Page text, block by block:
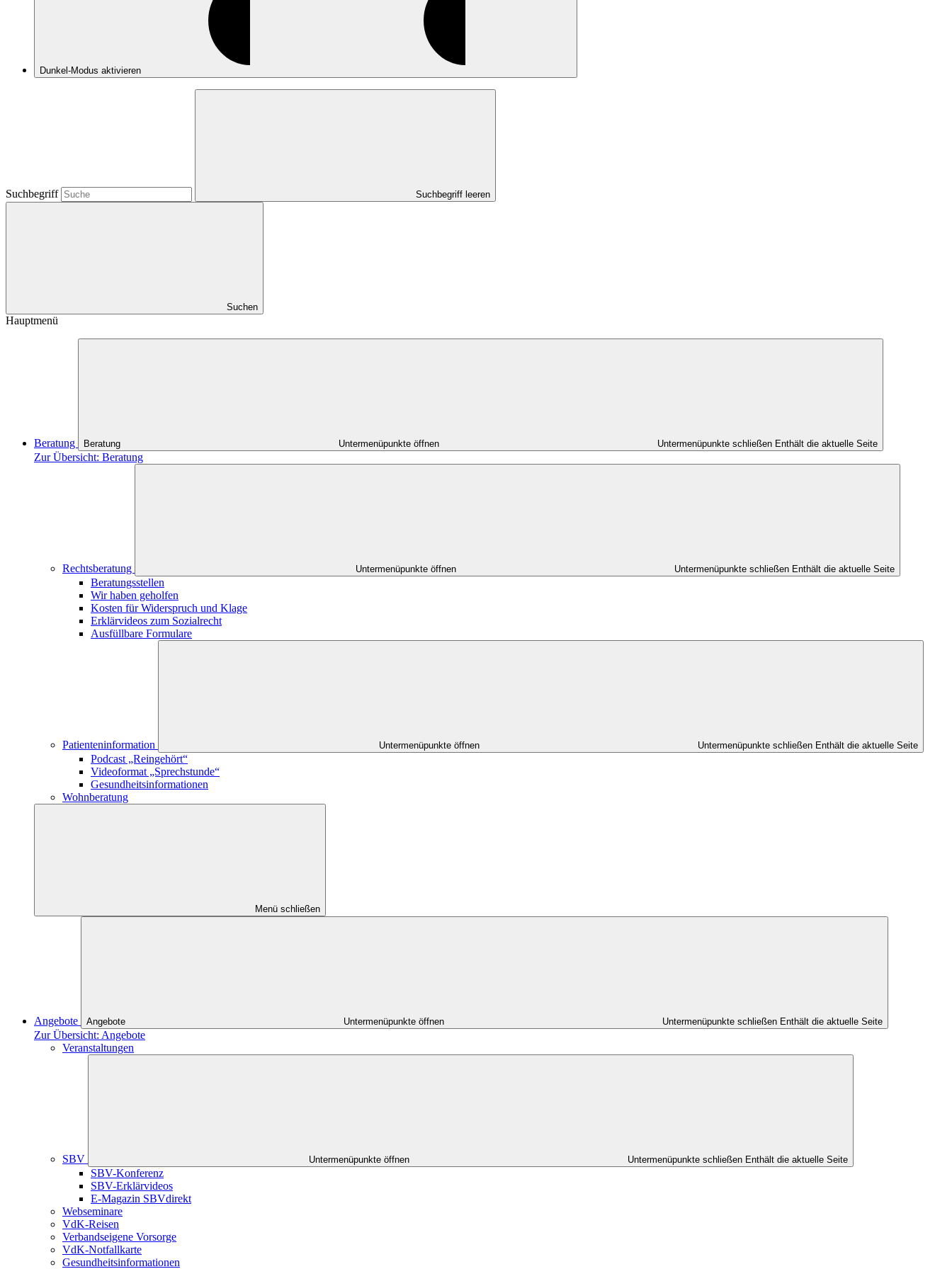
Dunkel-Modus aktivieren
Suchbegriff Suchbegriff leeren
Suchen
Hauptmenü
Beratung Beratung Untermenüpunkte öffnen Untermenüpunkte schließen Enthält die aktuelle Seite
Zur Übersicht: Beratung
Rechtsberatung Untermenüpunkte öffnen Untermenüpunkte schließen Enthält die aktuelle Seite
Beratungsstellen
Wir haben geholfen
Kosten für Widerspruch und Klage
Erklärvideos zum Sozialrecht
Ausfüllbare Formulare
Patienteninformation Untermenüpunkte öffnen Untermenüpunkte schließen Enthält die aktuelle Seite
Podcast „Reingehört“
Videoformat „Sprechstunde“
Gesundheitsinformationen
Wohnberatung
Menü schließen
Angebote Angebote Untermenüpunkte öffnen Untermenüpunkte schließen Enthält die aktuelle Seite
Zur Übersicht: Angebote
Veranstaltungen
SBV Untermenüpunkte öffnen Untermenüpunkte schließen Enthält die aktuelle Seite
SBV-Konferenz
SBV-Erklärvideos
E-Magazin SBVdirekt
Webseminare
VdK-Reisen
Verbandseigene Vorsorge
VdK-Notfallkarte
Gesundheitsinformationen